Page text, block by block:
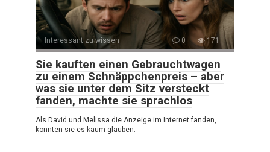
Interessant zu wissen 0 171
Sie kauften einen Gebrauchtwagen
zu einem Schnäppchenpreis – aber
was sie unter dem Sitz versteckt
fanden, machte sie sprachlos
Als David und Melissa die Anzeige im Internet fanden,
konnten sie es kaum glauben.